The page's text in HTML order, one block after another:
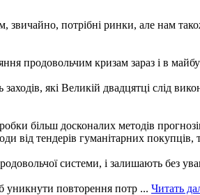
потрібні ринки, але нам
продовольчим кризам зараз і в
які Великій двадцятці слід
більш досконалих методів
від тендерів гуманітарних покупців,
системи, і залишають без
уникнути повторення потр ... Читать